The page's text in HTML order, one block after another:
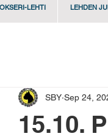
LEHTI LEHDEN
15.10.
SBY Sep 24,